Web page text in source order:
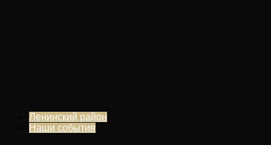
Ленинский район
Наши события